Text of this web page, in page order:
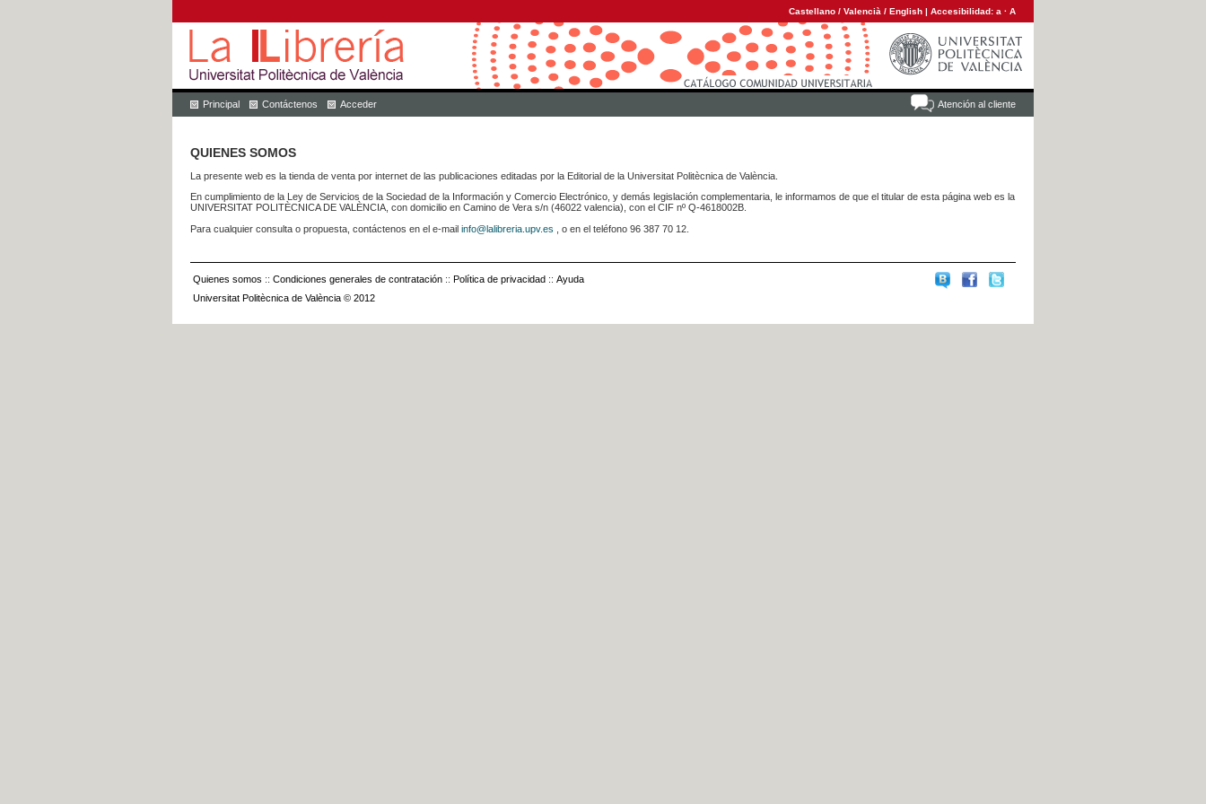
Castellano / Valencià / English | Accesibilidad: a · A
Atención al cliente
Principal Contáctenos Acceder
QUIENES SOMOS
La presente web es la tienda de venta por internet de las publicaciones editadas por la Editorial de la Universitat Politècnica de València.
En cumplimiento de la Ley de Servicios de la Sociedad de la Información y Comercio Electrónico, y demás legislación complementaria, le informamos de que el titular de esta página web es la
UNIVERSITAT POLITÈCNICA DE VALÈNCIA, con domicilio en Camino de Vera s/n (46022 valencia), con el CIF nº Q-4618002B.
Para cualquier consulta o propuesta, contáctenos en el e-mail info@lalibreria.upv.es , o en el teléfono 96 387 70 12.
Quienes somos :: Condiciones generales de contratación :: Política de privacidad :: Ayuda
Universitat Politècnica de València © 2012